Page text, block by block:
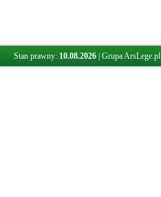
Stan prawny: 10.08.2026 Grupa ArsLege.pl